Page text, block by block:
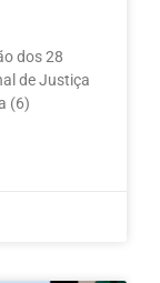
dos 28
de Justiça
(6)